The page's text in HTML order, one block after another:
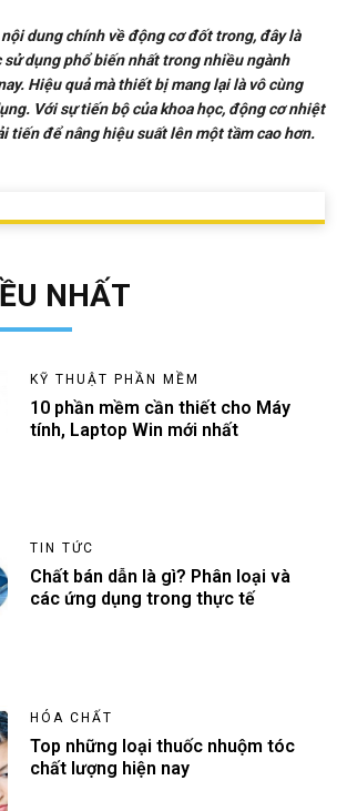
dung chính về động cơ đốt trong, đây là
sử dụng phổ biến nhất trong nhiều ngành
Hiệu quả mà thiết bị mang lại là vô cùng
Với sự tiến bộ của khoa học, động cơ nhiệt
tiến để nâng hiệu suất lên một tầm cao hơn.
NHẤT
KỸ THUẬT PHẦN MỀM
10 phần mềm cần thiết cho Máy
tính, Laptop Win mới nhất
TIN TỨC
Chất bán dẫn là gì? Phân loại và
các ứng dụng trong thực tế
HÓA CHẤT
Top những loại thuốc nhuộm tóc
chất lượng hiện nay